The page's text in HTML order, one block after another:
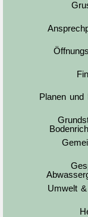
Planen und
Umwelt